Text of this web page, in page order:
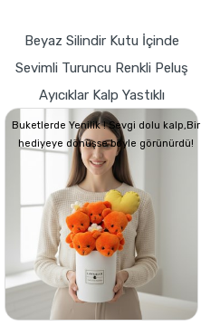
Beyaz Silindir Kutu İçinde
Sevimli Turuncu Renkli Peluş
Ayıcıklar Kalp Yastıklı
Buketlerde Yenilik ! Sevgi dolu kalp,Bir
hediyeye dönüşse böyle görünürdü!